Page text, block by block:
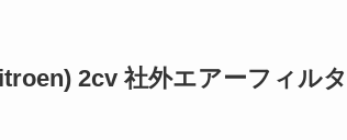
2cv 社外エアーフィル